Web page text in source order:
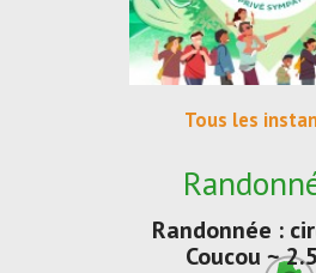
Tous les
Randonnée :
Coucou ~